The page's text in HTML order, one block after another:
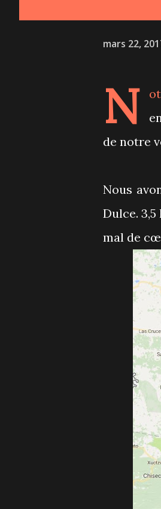
mars 22,
N
de notre
Nous
Dulce.
mal de